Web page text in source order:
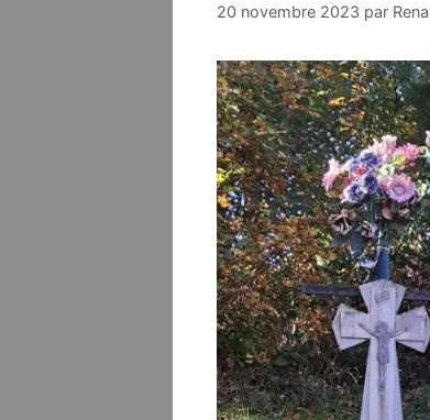
20 novembre 2023 par